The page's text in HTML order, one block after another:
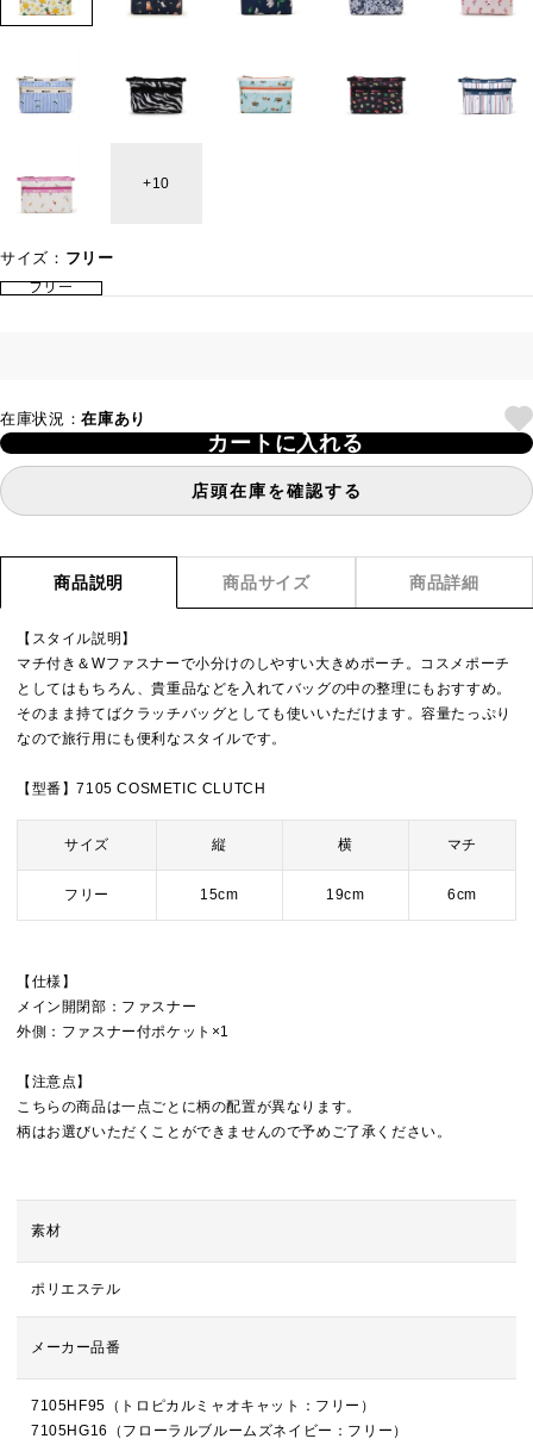
10
サイズ： フリー
フリー
在庫状況：在庫あり
カートに入れる
店頭在庫を確認する
商品説明 商品サイズ 商品詳細
【スタイル説明】
マチ付き＆Wファスナーで小分けのしやすい大きめポーチ。コスメポーチ
としてはもちろん、貴重品などを入れてバッグの中の整理にもおすすめ。
そのまま持てばクラッチバッグとしても使いいただけます。容量たっぷり
なので旅行用にも便利なスタイルです。
【型番】7105 COSMETIC CLUTCH
サイズ 縦 横 マチ
フリー 15cm 19cm 6cm
【仕様】
メイン開閉部：ファスナー
外側：ファスナー付ポケット×1
【注意点】
こちらの商品は一点ごとに柄の配置が異なります。
柄はお選びいただくことができませんので予めご了承ください。
素材
ポリエステル
メーカー品番
7105HF95（トロピカルミャオキャット：フリー）
7105HG16（フローラルブルームズネイビー：フリー）